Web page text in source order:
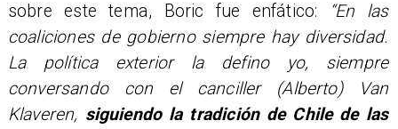
sobre este tema, Boric fue enfático:
“En las
coaliciones de gobierno siempre hay diversidad.
La política exterior la defino yo, siempre
conversando con el canciller (Alberto) Van
Klaveren, siguiendo la tradición de Chile de las